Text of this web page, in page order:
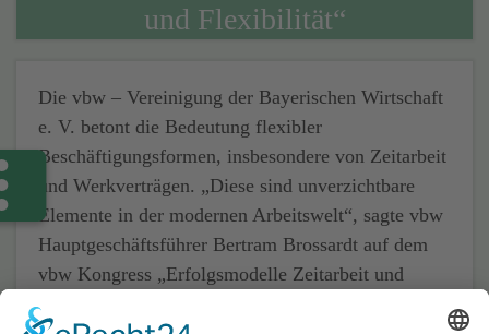
und Flexibilität“
Die vbw – Vereinigung der Bayerischen Wirtschaft
e. V. betont die Bedeutung flexibler
Beschäftigungsformen, insbesondere von Zeitarbeit
und Werkverträgen. „Diese sind unverzichtbare
Elemente in der modernen Arbeitswelt“, sagte vbw
Hauptgeschäftsführer Bertram Brossardt auf dem
vbw Kongress „Erfolgsmodelle Zeitarbeit und
Werkverträge“ in Nürnberg.